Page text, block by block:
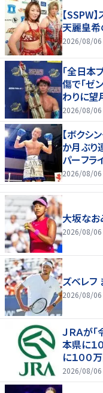
【SSPW
天麗皇
2026/08/06
「全日本
傷で「ゼ
わりに望
2026/08/06
【ボクシ
か月ぶり
パーフラ
2026/08/06
大坂な
2026/08/06
ズベレフ
2026/08/06
ＪＲＡが
本県に１
に１００
2026/08/06